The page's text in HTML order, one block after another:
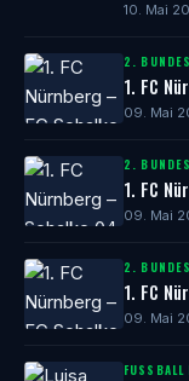
10. Mai
2.
1. FC
09. Mai
2.
1. FC
09. Mai
2.
1. FC
09. Mai